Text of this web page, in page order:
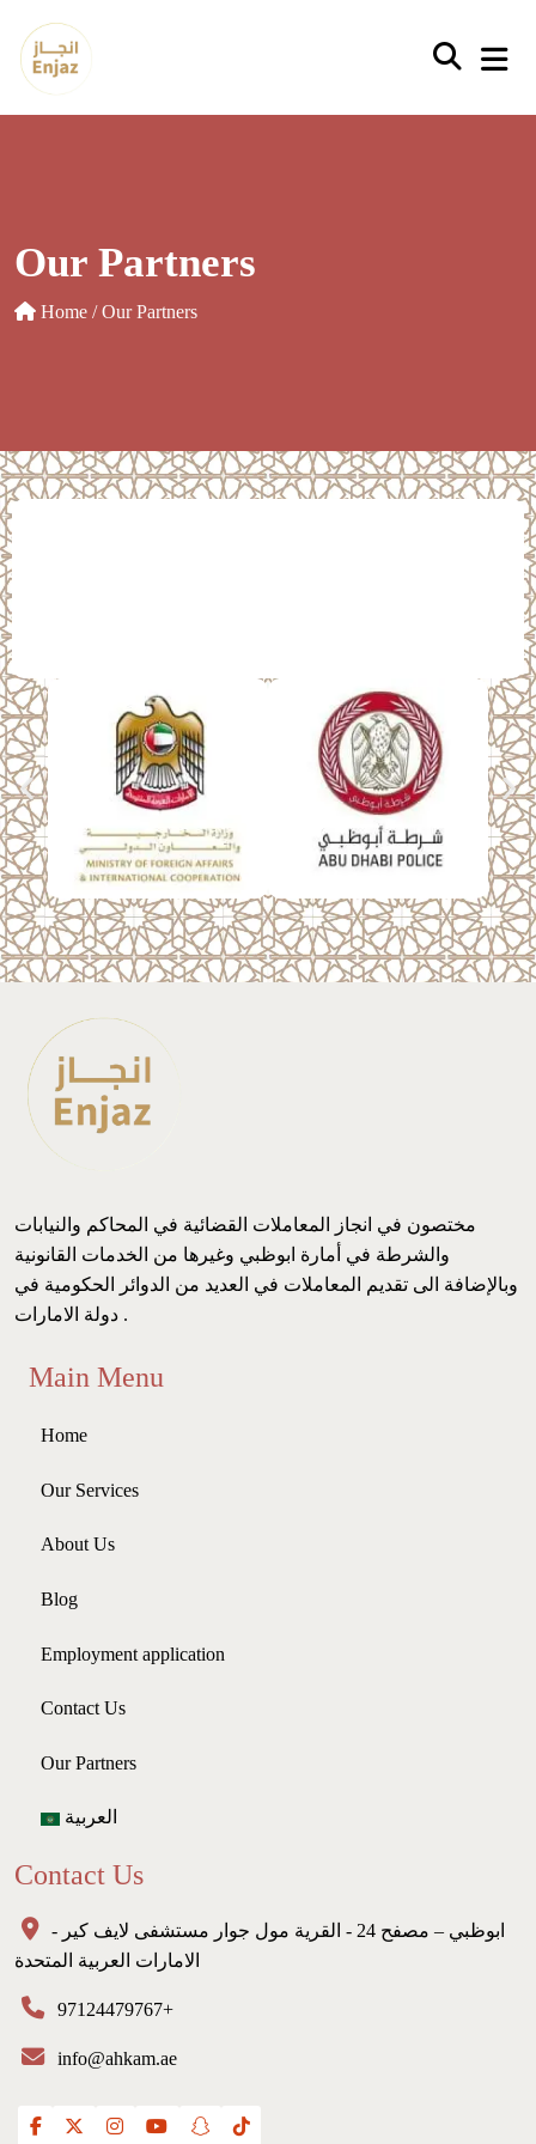
Our Partners
Home / Our Partners
مختصون في انجاز المعاملات القضائية في المحاكم والنيابات
والشرطة في أمارة ابوظبي وغيرها من الخدمات القانونية
وبالإضافة الى تقديم المعاملات في العديد من الدوائر الحكومية في
دولة الامارات .
Main Menu
Home
Our Services
About Us
Blog
Employment application
Contact Us
Our Partners
العربية
Contact Us
ابوظبي – مصفح 24 - القرية مول جوار مستشفى لايف كير -
الامارات العربية المتحدة
97124479767+
info@ahkam.ae